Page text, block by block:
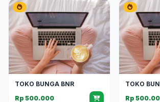
TOKO BUNGA BNR
Rp 500.000
TOKO
Rp